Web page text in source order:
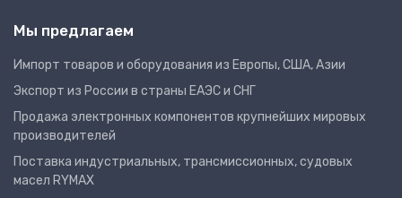
Мы предлагаем
Импорт товаров и оборудования из Европы, США, Азии
Экспорт из России в страны ЕАЭС и СНГ
Продажа электронных компонентов крупнейших мировых
производителей
Поставка индустриальных, трансмиссионных, судовых
масел RYMAX